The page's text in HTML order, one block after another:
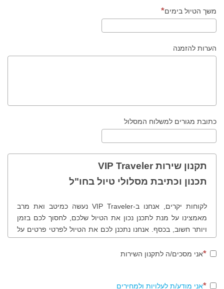
משך הטיול בימים
הערות להזמנה
כתובת מגורים למשלוח המסלול
תקנון שירות VIP Traveler
תכנון וכתיבת מסלולי טיול בחו"ל
לקוחות יקרים, אנחנו ב-VIP Traveler נעשה כמיטב ואת מרב
מאמצינו על מנת לתכנן נכון את הטיול שלכם, לחסוך לכם בזמן
ויותר חשוב, בכסף. אנחנו נתכנן לכם את הטיול לפרטי פרטים על
במקומות שונים ולמעשה נכוון אתכם נכון בטיול שלכם. לנוחותכם
אני מסכים/ה לתקנון השירות
אני מודע/ת לעלויות ולמחירים